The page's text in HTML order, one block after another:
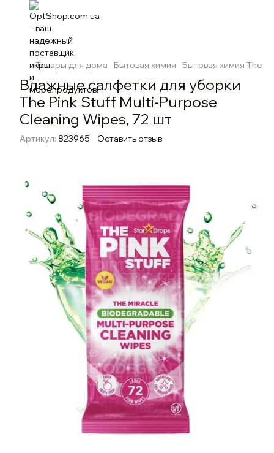
Товары для дома Бытовая химия Бытовая химия The
Влажные салфетки для уборки
The Pink Stuff Multi-Purpose
Cleaning Wipes, 72 шт
Артикул: 823965 Оставить отзыв